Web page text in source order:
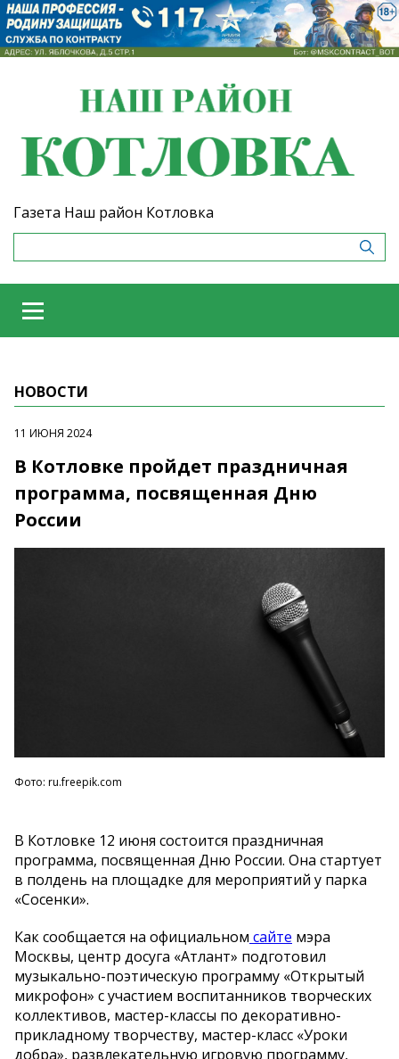
Газета Наш район Котловка
НОВОСТИ
11 ИЮНЯ 2024
В Котловке пройдет праздничная
программа, посвященная Дню
России
Фото: ru.freepik.com
В Котловке 12 июня состоится праздничная
программа, посвященная Дню России. Она стартует
в полдень на площадке для мероприятий у парка
«Сосенки».
Как сообщается на официальном сайте мэра
Москвы, центр досуга «Атлант» подготовил
музыкально-поэтическую программу «Открытый
микрофон» с участием воспитанников творческих
коллективов, мастер-классы по декоративно-
прикладному творчеству, мастер-класс «Уроки
добра», развлекательную игровую программу,